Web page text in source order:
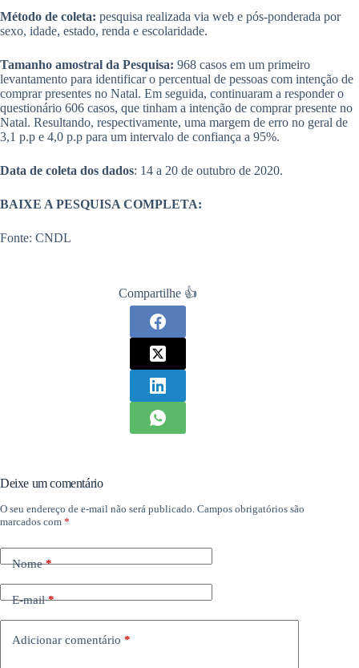
Método de coleta: pesquisa realizada via web e pós-ponderada por
sexo, idade, estado, renda e escolaridade.
Tamanho amostral da Pesquisa: 968 casos em um primeiro
levantamento para identificar o percentual de pessoas com intenção de
comprar presentes no Natal. Em seguida, continuaram a responder o
questionário 606 casos, que tinham a intenção de comprar presente no
Natal. Resultando, respectivamente, uma margem de erro no geral de
3,1 p.p e 4,0 p.p para um intervalo de confiança a 95%.
Data de coleta dos dados: 14 a 20 de outubro de 2020.
BAIXE A PESQUISA COMPLETA:
Fonte: CNDL
Compartilhe 👍
Deixe um comentário
O seu endereço de e-mail não será publicado. Campos obrigatórios são
marcados com *
Nome*
E-mail*
Adicionar comentário *